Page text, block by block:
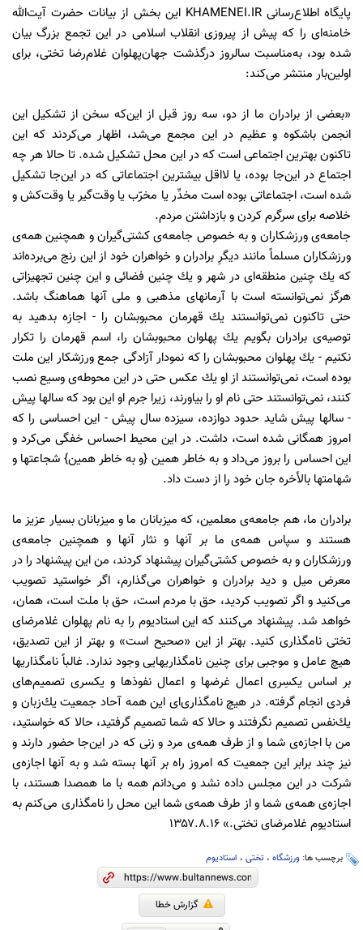
پایگاه اطلاع‌رسانی KHAMENEI.IR این بخش از بیانات حضرت آیت‌الله
خامنه‌ای را كه پیش از پیروزی انقلاب اسلامی در این تجمع بزرگ بیان
شده بود، به‌مناسبت سالروز درگذشت جهان‌پهلوان غلام‌رضا تختی، برای
اولین‌بار منتشر می‌كند:
«بعضى از برادران ما از دو، سه روز قبل از این‌كه سخن از تشكیل این
انجمن باشكوه و عظیم در این مجمع مى‌شد، اظهار مى‌كردند كه این
تاكنون بهترین اجتماعى است كه در این محل تشكیل شده. تا حالا هر چه
اجتماع در این‌جا بوده، یا لااقل بیشترین اجتماعاتى كه در این‌جا تشكیل
شده است، اجتماعاتى بوده است مخدِّر یا مخرّب یا وقت‌گیر یا وقت‌كش و
خلاصه براى سرگرم كردن و بازداشتن مردم.
جامعه‌ى ورزشكاران و به خصوص جامعه‌ى كشتى‌گیران و همچنین همه‌ى
ورزشكاران مسلماً مانند دیگرِ برادران و خواهران خود از این رنج مى‌برده‌اند
كه یك چنین منطقه‌اى در شهر و یك چنین فضائى و این چنین تجهیزاتى
هرگز نمى‌توانسته است با آرمانهاى مذهبى و ملى آنها هماهنگ باشد.
حتى تاكنون نمى‌توانستند یك قهرمان محبوبشان را - اجازه بدهید به
توصیه‌ى برادران بگویم یك پهلوان محبوبشان را، اسم قهرمان را تكرار
نكنیم - یك پهلوان محبوبشان را كه نمودار آزادگى جمع ورزشكار این ملت
بوده است، نمى‌توانستند از او یك عكس حتى در این محوطه‌ى وسیع نصب
كنند، نمى‌توانستند حتى نام او را بیاورند، زیرا جرم او این بود كه سالها پیش
- سالها پیش شاید حدود دوازده، سیزده سال پیش - این احساسى را كه
امروز همگانى شده است، داشت. در این محیط احساس خفگى مى‌كرد و
این احساس را بروز مى‌داد و به خاطر همین {و به خاطر همین‌} شجاعتها و
شهامتها بالأخره جان خود را از دست داد.
برادران ما، هم جامعه‌ى معلمین، كه میزبانان ما و میزبانان بسیار عزیز ما
هستند و سپاس همه‌ى ما بر آنها و نثار آنها و همچنین جامعه‌ى
ورزشكاران و به خصوص كشتى‌گیران پیشنهاد كردند، من این پیشنهاد را در
معرض میل و دید برادران و خواهران مى‌گذارم، اگر خواستید تصویب
مى‌كنید و اگر تصویب كردید، حق با مردم است، حق با ملت است، همان،
خواهد شد. پیشنهاد مى‌كنند كه این استادیوم را به نام پهلوان غلامرضاى
تختى نامگذارى كنید. بهتر از این «صحیح است» و بهتر از این تصدیق،
هیچ عامل و موجبى براى چنین نامگذاریهایى وجود ندارد. غالباً نامگذاریها
بر اساس یكسِرى اعمال غرضها و اعمال نفوذها و یكسرى تصمیم‌هاى
فردى انجام گرفته. در هیچ نامگذارى‌اى این همه آحاد جمعیت یك‌زبان و
یك‌نفس تصمیم نگرفتند و حالا كه شما تصمیم گرفتید، حالا كه خواستید،
من با اجازه‌ى شما و از طرف همه‌ى مرد و زنى كه در این‌جا حضور دارند و
نیز چند برابر این جمعیت كه امروز راه بر آنها بسته شد و به آنها اجازه‌ى
شركت در این مجلس داده نشد و مى‌دانم همه با ما همصدا هستند، با
اجازه‌ى همه‌ى شما و از طرف همه‌ى شما این محل را نامگذارى مى‌كنم به
استادیوم غلامرضاى تختى.» ۱۳۵۷.۸.۱۶
برچسب ها: ورزشگاه ، تختی ، استادیوم
گزارش خطا